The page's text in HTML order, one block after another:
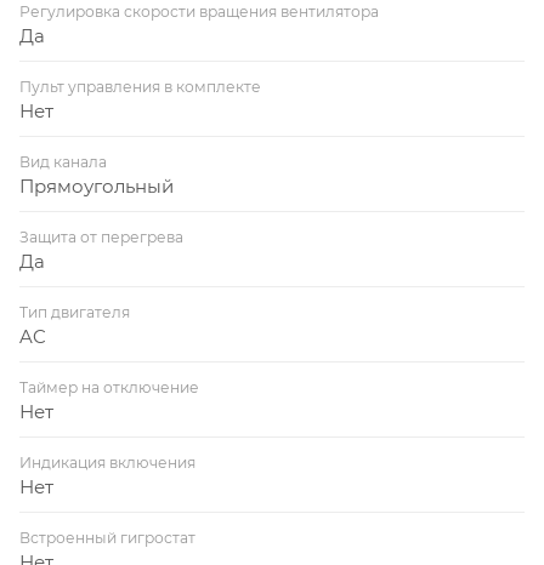
Регулировка скорости вращения вентилятора
Да
Пульт управления в комплекте
Нет
Вид канала
Прямоугольный
Защита от перегрева
Да
Тип двигателя
AC
Таймер на отключение
Нет
Индикация включения
Нет
Встроенный гигростат